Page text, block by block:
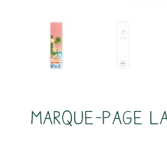
Marque-page